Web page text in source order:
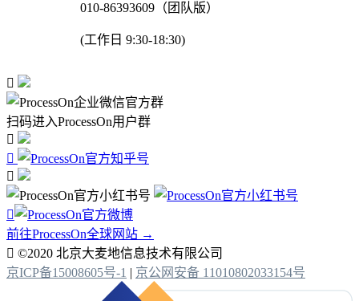
010-86393609（团队版）
(工作日 9:30-18:30)

扫码进入ProcessOn用户群




前往ProcessOn全球网站 →
 ©2020 北京大麦地信息技术有限公司
京ICP备15008605号-1 | 京公网安备 11010802033154号